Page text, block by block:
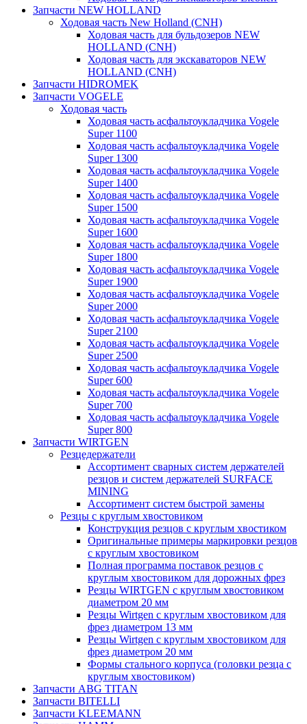
Запчасти NEW HOLLAND
Ходовая часть New Holland (CNH)
Ходовая часть для бульдозеров NEW
HOLLAND (CNH)
Ходовая часть для экскаваторов NEW
HOLLAND (CNH)
Запчасти HIDROMEK
Запчасти VOGELE
Ходовая часть
Ходовая часть асфальтоукладчика Vogele
Super 1100
Ходовая часть асфальтоукладчика Vogele
Super 1300
Ходовая часть асфальтоукладчика Vogele
Super 1400
Ходовая часть асфальтоукладчика Vogele
Super 1500
Ходовая часть асфальтоукладчика Vogele
Super 1600
Ходовая часть асфальтоукладчика Vogele
Super 1800
Ходовая часть асфальтоукладчика Vogele
Super 1900
Ходовая часть асфальтоукладчика Vogele
Super 2000
Ходовая часть асфальтоукладчика Vogele
Super 2100
Ходовая часть асфальтоукладчика Vogele
Super 2500
Ходовая часть асфальтоукладчика Vogele
Super 600
Ходовая часть асфальтоукладчика Vogele
Super 700
Ходовая часть асфальтоукладчика Vogele
Super 800
Запчасти WIRTGEN
Резцедержатели
Ассортимент сварных систем держателей
резцов и систем держателей SURFACE
MINING
Ассортимент систем быстрой замены
Резцы с круглым хвостовиком
Конструкция резцов с круглым хвостиком
Оригинальные примеры маркировки резцов
с круглым хвостовиком
Полная программа поставок резцов с
круглым хвостовиком для дорожных фрез
Резцы WIRTGEN с круглым хвостовиком
диаметром 20 мм
Резцы Wirtgen с круглым хвостовиком для
фрез диаметром 13 мм
Резцы Wirtgen с круглым хвостовиком для
фрез диаметром 20 мм
Формы стального корпуса (головки резца с
круглым хвостовиком)
Запчасти ABG TITAN
Запчасти BITELLI
Запчасти KLEEMANN